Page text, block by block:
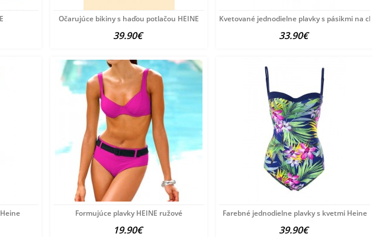
Očarujúce bikiny s haďou potlačou HEINE
39.90€
Kvetované jednodielne plavky s pásikmi na
33.90€
Formujúce plavky HEINE ružové
19.90€
Farebné jednodielne plavky s kvetmi Heine
39.90€